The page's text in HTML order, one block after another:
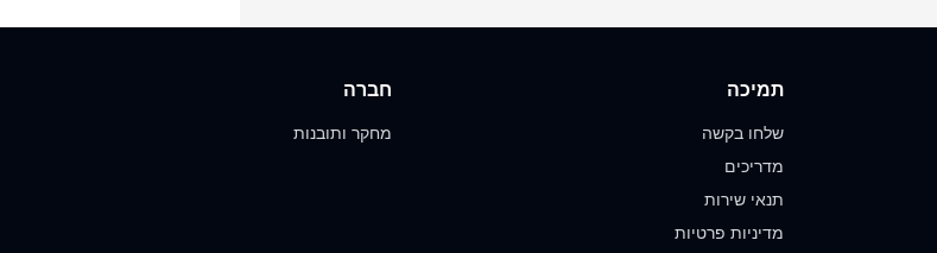
תמיכה
שלחו בקשה
מדריכים
תנאי שירות
מדיניות פרטיות
חברה
מחקר ותובנות